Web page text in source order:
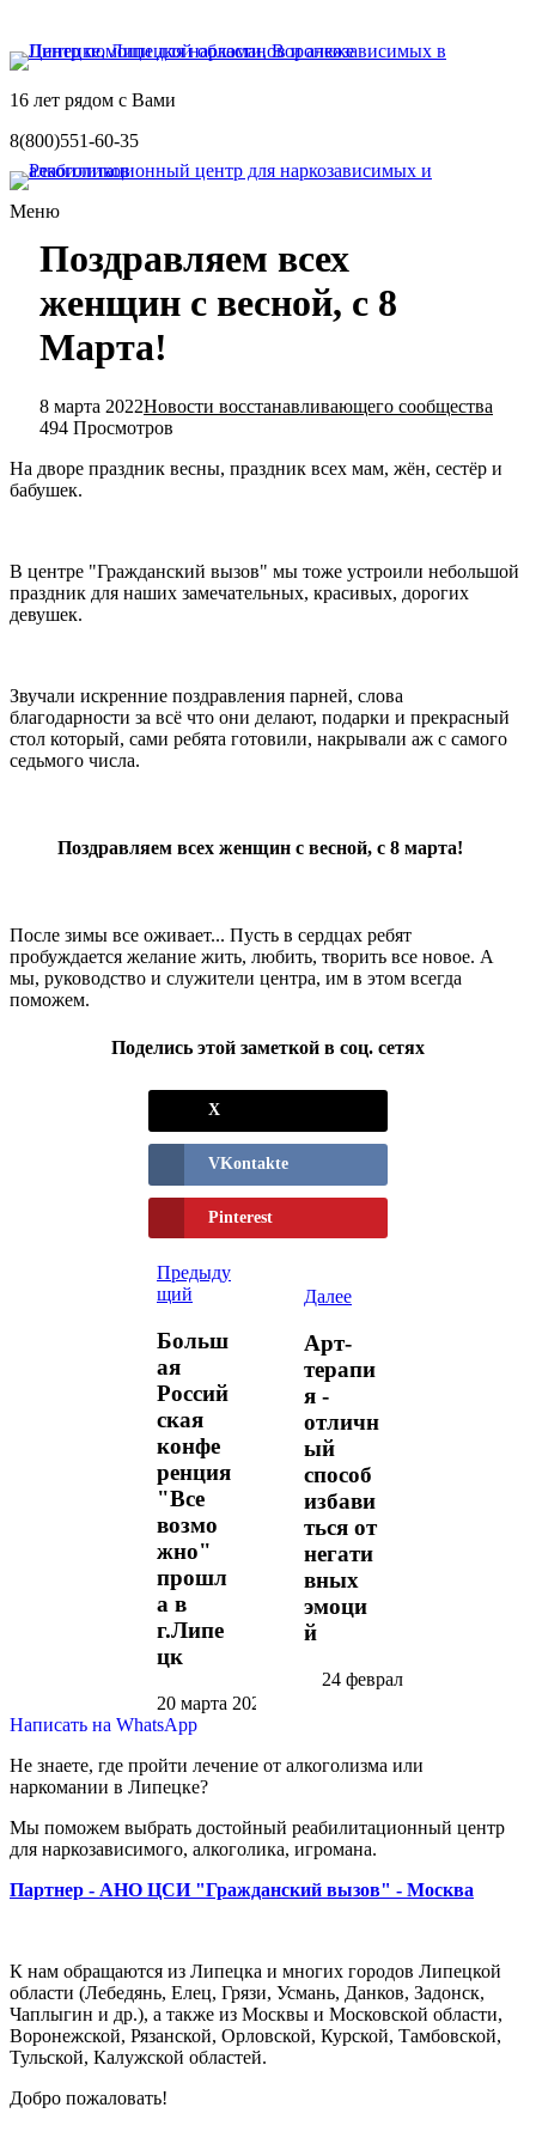
16 лет рядом с Вами
8(800)551-60-35
Меню
Поздравляем всех
женщин с весной, с 8
Марта!
8 марта 2022Новости восстанавливающего сообщества
494 Просмотров
На дворе праздник весны, праздник всех мам, жён, сестёр и
бабушек.
В центре "Гражданский вызов" мы тоже устроили небольшой
праздник для наших замечательных, красивых, дорогих
девушек.
Звучали искренние поздравления парней, слова
благодарности за всё что они делают, подарки и прекрасный
стол который, сами ребята готовили, накрывали аж с самого
седьмого числа.
Поздравляем всех женщин с весной, с 8 марта!
После зимы все оживает... Пусть в сердцах ребят
пробуждается желание жить, любить, творить все новое. А
мы, руководство и служители центра, им в этом всегда
поможем.
Поделись этой заметкой в соц. сетях
X
VKontakte
Pinterest
Предыду
щий
Больш
ая
Россий
ская
конфе
ренция
"Все
возмо
жно"
прошл
а в
г.Липе
цк
20 марта 2022
Далее
Арт-
терапи
я -
отличн
ый
способ
избави
ться от
негати
вных
эмоци
й
24 февраля 2022
Написать на WhatsApp
Не знаете, где пройти лечение от алкоголизма или
наркомании в Липецке?
Мы поможем выбрать достойный реабилитационный центр
для наркозависимого, алкоголика, игромана.
Партнер - АНО ЦСИ "Гражданский вызов" - Москва
К нам обращаются из Липецка и многих городов Липецкой
области (Лебедянь, Елец, Грязи, Усмань, Данков, Задонск,
Чаплыгин и др.), а также из Москвы и Московской области,
Воронежской, Рязанской, Орловской, Курской, Тамбовской,
Тульской, Калужской областей.
Добро пожаловать!